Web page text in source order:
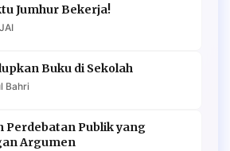
Jumhur Bekerja!
Buku di Sekolah
Bahri
Perdebatan Publik yang
Argumen